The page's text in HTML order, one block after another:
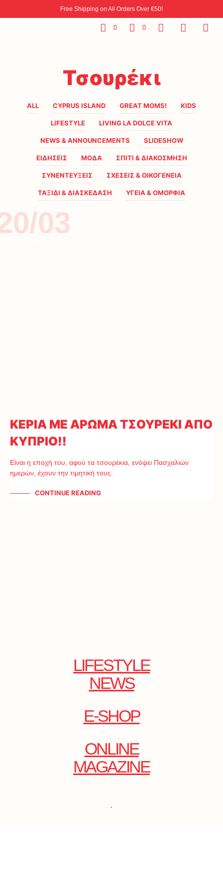
Free Shipping on All Orders Over €50!
0 0
Τσουρέκι
ALL CYPRUS ISLAND GREAT MOMS! KIDS
LIFESTYLE LIVING LA DOLCE VITA
NEWS & ANNOUNCEMENTS SLIDESHOW
ΕΙΔΗΣΕΙΣ ΜΟΔΑ ΣΠΙΤΙ & ΔΙΑΚΟΣΜΗΣΗ
ΣΥΝΕΝΤΕΥΞΕΙΣ ΣΧΕΣΕΙΣ & ΟΙΚΟΓΕΝΕΙΑ
ΤΑΞΙΔΙ & ΔΙΑΣΚΕΔΑΣΗ ΥΓΕΙΑ & ΟΜΟΡΦΙΑ
03
ΚΕΡΙΑ ΜΕ ΑΡΩΜΑ ΤΣΟΥΡΕΚΙ ΑΠΟ
ΚΥΠΡΙΟ!!
Είναι η εποχή του, αφού τα τσουρέκια, ενόψει Πασχαλιών
ημερών, έχουν την τιμητική τους.
CONTINUE READING
LIFESTYLE
NEWS
E-SHOP
ONLINE
MAGAZINE
.